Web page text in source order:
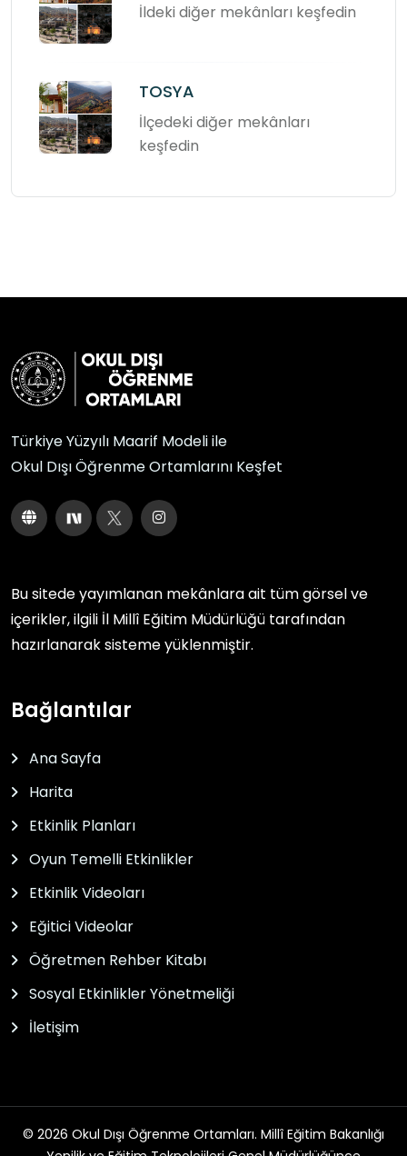
İldeki diğer mekânları keşfedin
TOSYA
İlçedeki diğer mekânları
keşfedin
Türkiye Yüzyılı Maarif Modeli ile
Okul Dışı Öğrenme Ortamlarını Keşfet
Bu sitede yayımlanan mekânlara ait tüm görsel ve
içerikler, ilgili İl Millî Eğitim Müdürlüğü tarafından
hazırlanarak sisteme yüklenmiştir.
Bağlantılar
Ana Sayfa
Harita
Etkinlik Planları
Oyun Temelli Etkinlikler
Etkinlik Videoları
Eğitici Videolar
Öğretmen Rehber Kitabı
Sosyal Etkinlikler Yönetmeliği
İletişim
© 2026 Okul Dışı Öğrenme Ortamları. Millî Eğitim Bakanlığı